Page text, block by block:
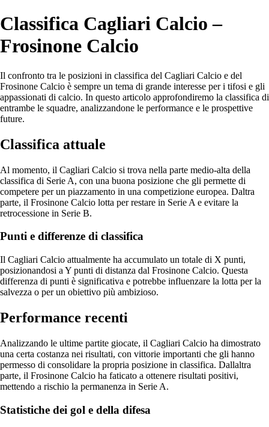
Classifica Cagliari Calcio –
Frosinone Calcio
Il confronto tra le posizioni in classifica del Cagliari Calcio e del
Frosinone Calcio è sempre un tema di grande interesse per i tifosi e gli
appassionati di calcio. In questo articolo approfondiremo la classifica di
entrambe le squadre, analizzandone le performance e le prospettive
future.
Classifica attuale
Al momento, il Cagliari Calcio si trova nella parte medio-alta della
classifica di Serie A, con una buona posizione che gli permette di
competere per un piazzamento in una competizione europea. Daltra
parte, il Frosinone Calcio lotta per restare in Serie A e evitare la
retrocessione in Serie B.
Punti e differenze di classifica
Il Cagliari Calcio attualmente ha accumulato un totale di X punti,
posizionandosi a Y punti di distanza dal Frosinone Calcio. Questa
differenza di punti è significativa e potrebbe influenzare la lotta per la
salvezza o per un obiettivo più ambizioso.
Performance recenti
Analizzando le ultime partite giocate, il Cagliari Calcio ha dimostrato
una certa costanza nei risultati, con vittorie importanti che gli hanno
permesso di consolidare la propria posizione in classifica. Dallaltra
parte, il Frosinone Calcio ha faticato a ottenere risultati positivi,
mettendo a rischio la permanenza in Serie A.
Statistiche dei gol e della difesa